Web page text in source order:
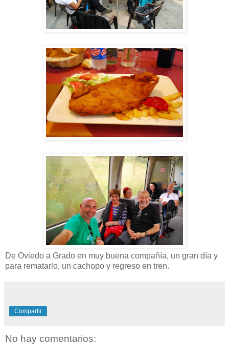
De Oviedo a Grado en muy buena compañía, un gran día y
para rematarlo, un cachopo y regreso en tren.
Compartir
No hay comentarios: